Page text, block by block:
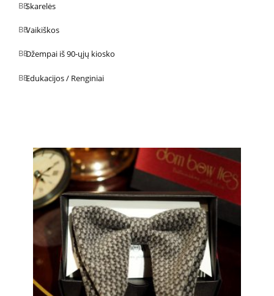
Skarelės
Vaikiškos
Džempai iš 90-ųjų kiosko
Edukacijos / Renginiai